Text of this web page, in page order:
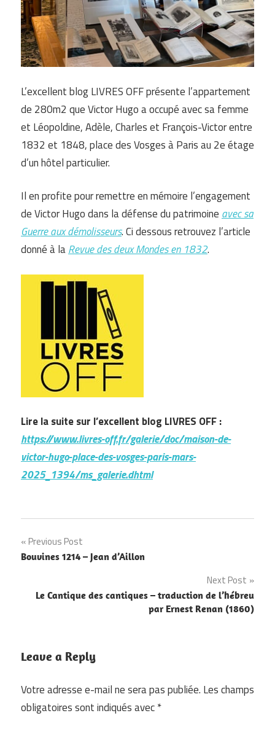
L’excellent blog LIVRES OFF présente l’appartement
de 280m2 que Victor Hugo a occupé avec sa femme
et Léopoldine, Adèle, Charles et François-Victor entre
1832 et 1848, place des Vosges à Paris au 2e étage
d’un hôtel particulier.
Il en profite pour remettre en mémoire l’engagement
de Victor Hugo dans la défense du patrimoineavec sa
Guerre aux démolisseurs. Ci dessous retrouvez l’article
donné à laRevue des deux Mondes en 1832.
Lire la suite sur l’excellent blog LIVRES OFF :
https://www.livres-off.fr/galerie/doc/maison-de-
victor-hugo-place-des-vosges-paris-mars-
2025_1394/ms_galerie.dhtml
Navigation
de
l’article
Previous Post
Bouvines 1214 – Jean d’Aillon
Next Post
Le Cantique des cantiques – traduction de l’hébreu
par Ernest Renan (1860)
Leave a Reply
Votre adresse e-mail ne sera pas publiée. Les champs
obligatoires sont indiqués avec*